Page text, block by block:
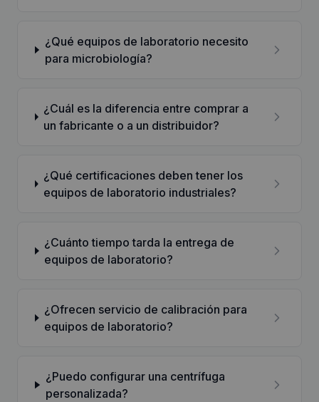
¿Qué equipos de laboratorio necesito
para microbiología?
¿Cuál es la diferencia entre comprar a
un fabricante o a un distribuidor?
¿Qué certificaciones deben tener los
equipos de laboratorio industriales?
¿Cuánto tiempo tarda la entrega de
equipos de laboratorio?
¿Ofrecen servicio de calibración para
equipos de laboratorio?
¿Puedo configurar una centrífuga
personalizada?